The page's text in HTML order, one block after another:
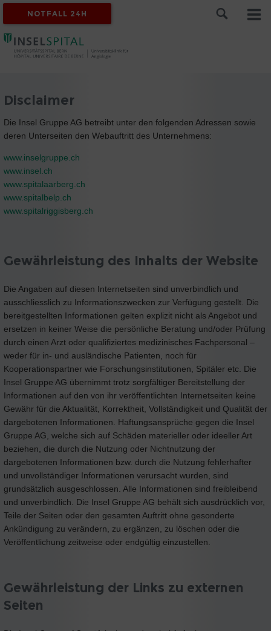
NOTFALL 24H
Disclaimer
Die Insel Gruppe AG betreibt unter den folgenden Adressen sowie
deren Unterseiten den Webauftritt des Unternehmens:
www.inselgruppe.ch
www.insel.ch
www.spitalaarberg.ch
www.spitalbelp.ch
www.spitalriggisberg.ch
Gewährleistung des Inhalts der Website
Die Angaben auf diesen Internetseiten sind unverbindlich und
ausschliesslich zu Informationszwecken zur Verfügung gestellt. Die
bereitgestellten Informationen gelten explizit nicht als Angebot und
ersetzen in keiner Weise die persönliche Beratung und/oder Prüfung
durch einen Arzt oder qualifiziertes medizinisches Fachpersonal –
weder für in- und ausländische Patienten, noch für
Kooperationspartner wie Forschungsinstitutionen, Spitäler etc. Die
Insel Gruppe AG übernimmt trotz sorgfältiger Bereitstellung der
Informationen auf den von ihr veröffentlichten Internetseiten keine
Gewähr für die Aktualität, Korrektheit, Vollständigkeit und Qualität der
dargebotenen Informationen. Haftungsansprüche gegen die Insel
Gruppe AG, welche sich auf Schäden materieller oder ideeller Art
beziehen, die durch die Nutzung oder Nichtnutzung der
dargebotenen Informationen bzw. durch die Nutzung fehlerhafter
und unvollständiger Informationen verursacht wurden, sind
grundsätzlich ausgeschlossen. Alle Informationen sind freibleibend
und unverbindlich. Die Insel Gruppe AG behält sich ausdrücklich vor,
Teile der Seiten oder den gesamten Auftritt ohne gesonderte
Ankündigung zu verändern, zu ergänzen, zu löschen oder die
Veröffentlichung zeitweise oder endgültig einzustellen.
Gewährleistung der Links zu externen
Seiten